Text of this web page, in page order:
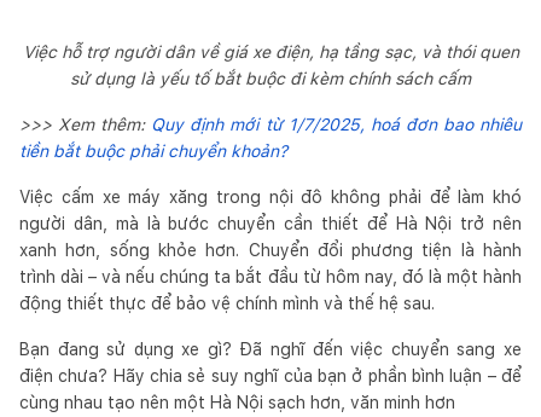
Việc hỗ trợ người dân về giá xe điện, hạ tầng sạc, và thói quen
sử dụng là yếu tố bắt buộc đi kèm chính sách cấm
>>> Xem thêm: Quy định mới từ 1/7/2025, hoá đơn bao nhiêu
tiền bắt buộc phải chuyển khoản?
Việc cấm xe máy xăng trong nội đô không phải để làm khó
người dân, mà là bước chuyển cần thiết để Hà Nội trở nên
xanh hơn, sống khỏe hơn. Chuyển đổi phương tiện là hành
trình dài – và nếu chúng ta bắt đầu từ hôm nay, đó là một hành
động thiết thực để bảo vệ chính mình và thế hệ sau.
Bạn đang sử dụng xe gì? Đã nghĩ đến việc chuyển sang xe
điện chưa? Hãy chia sẻ suy nghĩ của bạn ở phần bình luận – để
cùng nhau tạo nên một Hà Nội sạch hơn, văn minh hơn